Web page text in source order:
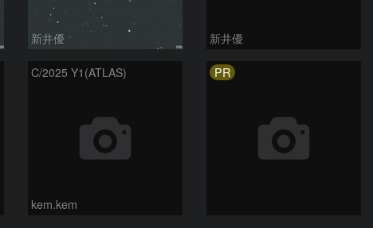
新井優 新井優
C/2025 Y1(ATLAS)
kem.kem
PR